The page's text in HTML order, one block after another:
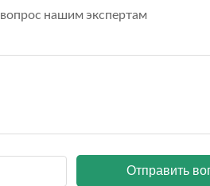
нашим экспертам
Отправить